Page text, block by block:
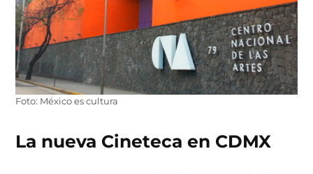
Foto: México es cultura
La nueva Cineteca en CDMX